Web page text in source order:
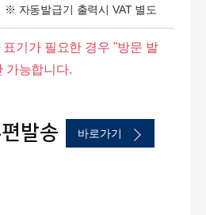
※ 자동발급기 출력시 VAT 별도
기가 필요한 경우 "방문 발
가능합니다.
발송 바로가기